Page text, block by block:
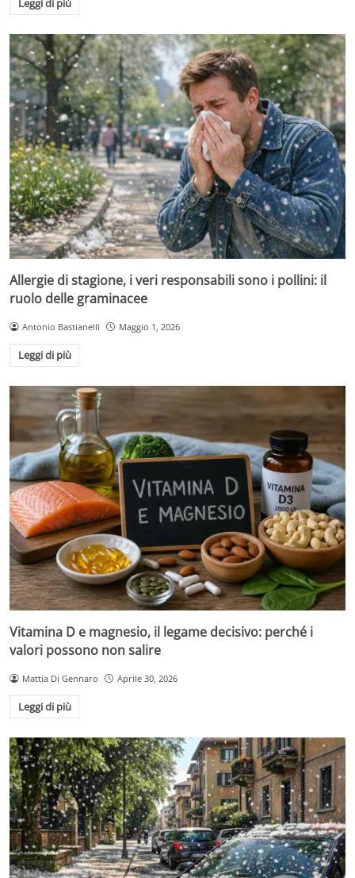
Leggi di più
Allergie di stagione, i veri responsabili sono i pollini: il
ruolo delle graminacee
Antonio Bastianelli Maggio 1, 2026
Leggi di più
Vitamina D e magnesio, il legame decisivo: perché i
valori possono non salire
Mattia Di Gennaro Aprile 30, 2026
Leggi di più